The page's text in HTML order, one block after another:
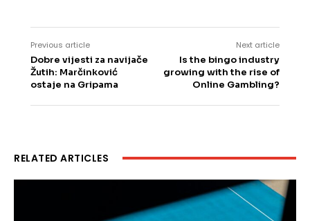
Previous article
Dobre vijesti za navijače
Žutih: Marčinković
ostaje na Gripama
Next article
Is the bingo industry
growing with the rise of
Online Gambling?
RELATED ARTICLES